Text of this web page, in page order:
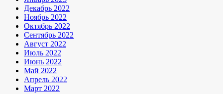
Декабрь 2022
Ноябрь 2022
Октябрь 2022
Сентябрь 2022
Август 2022
Июль 2022
Июнь 2022
Май 2022
Апрель 2022
Март 2022